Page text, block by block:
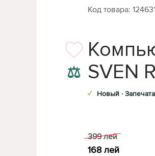
Код товара:
⚖ SVEN
✓ Новый ·
399 лей
168 лей